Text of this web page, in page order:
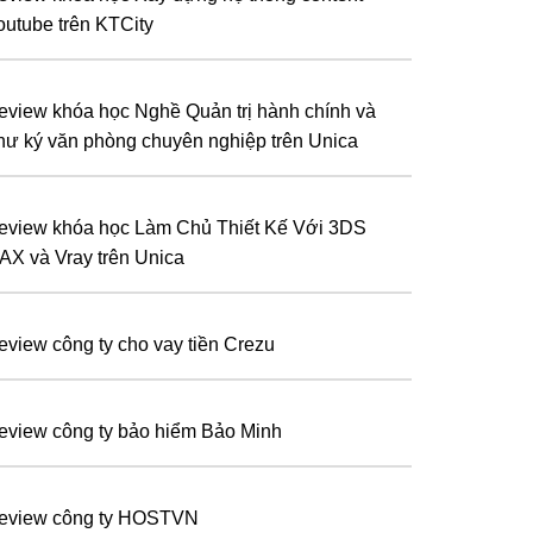
trên KTCity
khóa học Nghề Quản trị hành chính và
ký văn phòng chuyên nghiệp trên Unica
khóa học Làm Chủ Thiết Kế Với 3DS
và Vray trên Unica
công ty cho vay tiền Crezu
công ty bảo hiểm Bảo Minh
công ty HOSTVN